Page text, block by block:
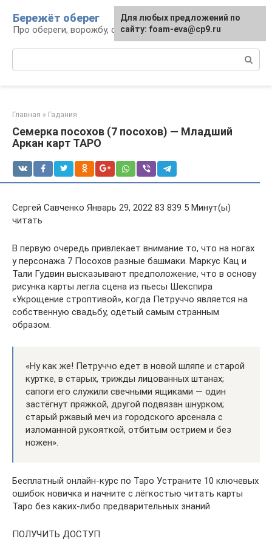
контенту
Бережёт оберег
Про обереги, ворожбу, сны и гадания
Главная » Гадания
Семерка посохов (7 посохов) — Младший
Аркан карт ТАРО
Сергей Савченко Январь 29, 2022 83 839 5 Минут(ы)
читать
В первую очередь привлекает внимание то, что на ногах
у персонажа 7 Посохов разные башмаки. Маркус Кац и
Тали Гудвин высказывают предположение, что в основу
рисунка карты легла сцена из пьесы Шекспира
«Укрощение строптивой», когда Петруччо является на
собственную свадьбу, одетый самым странным
образом.
«Ну как же! Петруччо едет в новой шляпе и старой
куртке, в старых, трижды лицованных штанах;
сапоги его служили свечными ящиками — один
застёгнут пряжкой, другой подвязан шнурком;
старый ржавый меч из городского арсенала с
изломанной рукояткой, отбитым острием и без
ножен».
Бесплатный онлайн-курс по Таро Устраните 10 ключевых
ошибок новичка и начните с лёгкостью читать карты
Таро без каких-либо предварительных знаний
ПОЛУЧИТЬ ДОСТУП
Для любых предложений по
сайту: foam-eva@cp9.ru